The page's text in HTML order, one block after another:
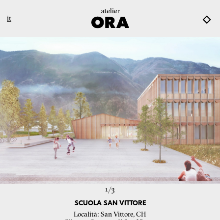
it
1/3
SCUOLA SAN VITTORE
Località San Vittore, CH